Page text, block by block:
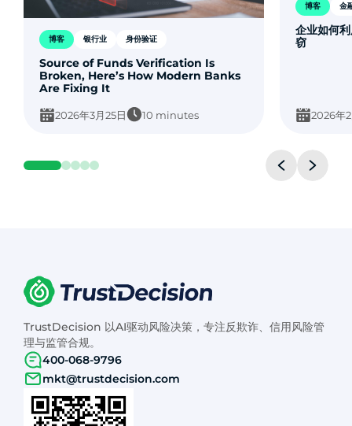
博客 银行业 身份验证
Source of Funds Verification Is
Broken, Here’s How Modern Banks
Are Fixing It
2026年3月25日 10 minutes
博客 金
企业如何
窃
2026年
TrustDecision 以AI驱动风险决策，专注反欺诈、信用风险管
理与监管合规。
400-068-9796
mkt@trustdecision.com